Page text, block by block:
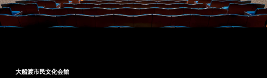
大船渡市民文化会館